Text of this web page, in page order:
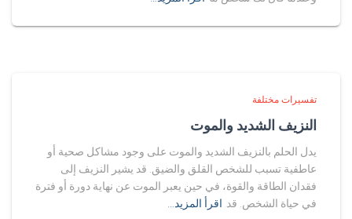
تفسيرات مختلفة
النزيف الشديد والموت
يدل الحلم بالنزيف الشديد والموت على وجود مشاكل صحية أو
عاطفية تسبب للشخص القلق والضيق. قد يشير النزيف إلى
فقدان الطاقة والقوة، في حين يعبر الموت عن نهاية دورة أو فترة
في حياة الشخص. قد اقرأ المزيد…